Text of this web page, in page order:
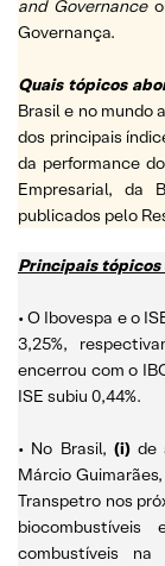
and Governance
Governança.
Quais tópicos
Brasil e no mundo
dos principais
da performance
Empresarial, da
publicados pelo
Principais tópicos
• O Ibovespa e o
3,25%,
encerrou com o
ISE subiu 0,44%.
• No Brasil, (i) de
Márcio
Transpetro nos
combustíveis